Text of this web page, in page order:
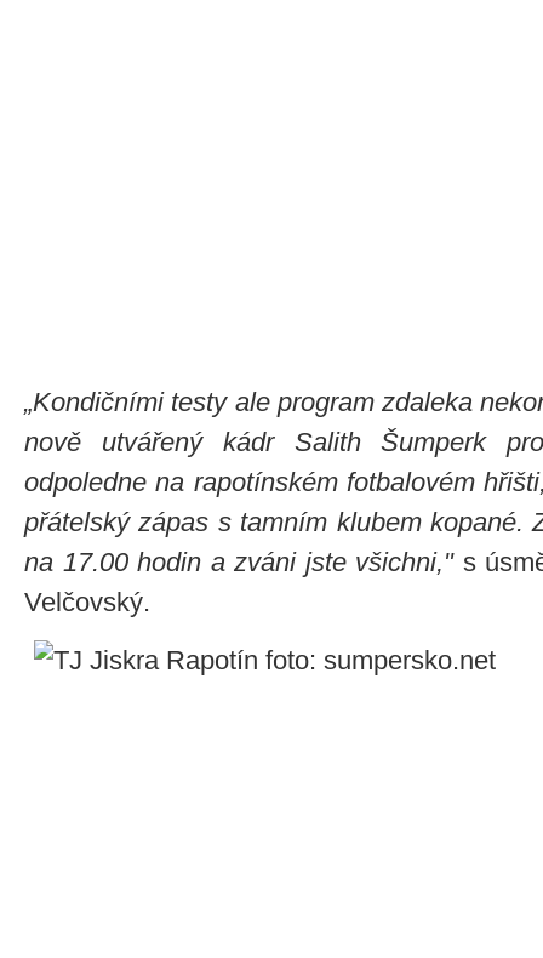
„Kondičními testy ale program zdaleka
nově utvářený kádr Salith Šumperk
odpoledne na rapotínském fotbalovém
přátelský zápas s tamním klubem kopané.
na 17.00 hodin a zváni jste všichni,"s
Velčovský.